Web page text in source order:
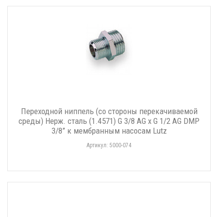
Переходной ниппель (со стороны перекачиваемой
среды) Нерж. сталь (1.4571) G 3/8 AG x G 1/2 AG DMP
3/8” к мембранным насосам Lutz
Артикул: 5000-074